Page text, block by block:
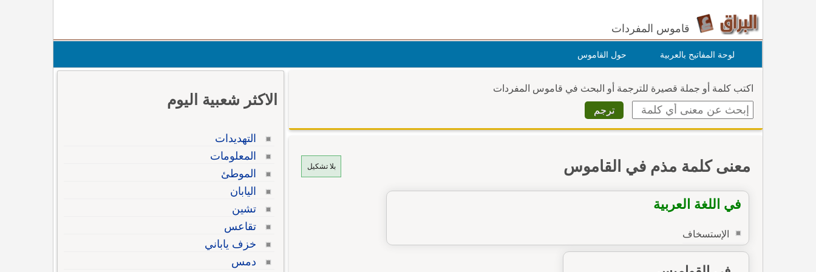
قاموس المفردات
لوحة المفاتيح بالعربية حول القاموس
اكتب كلمة أو جملة قصيرة للترجمة أو البحث في قاموس المفردات
بلا تشكيل معنى كلمة مذم في القاموس
في اللغة العربية
الإستسخاف
الاكثر شعبية اليوم
التهديدات
المعلومات
الموطئ
اليابان
تشين
تقاعس
خزف ياباني
دمس